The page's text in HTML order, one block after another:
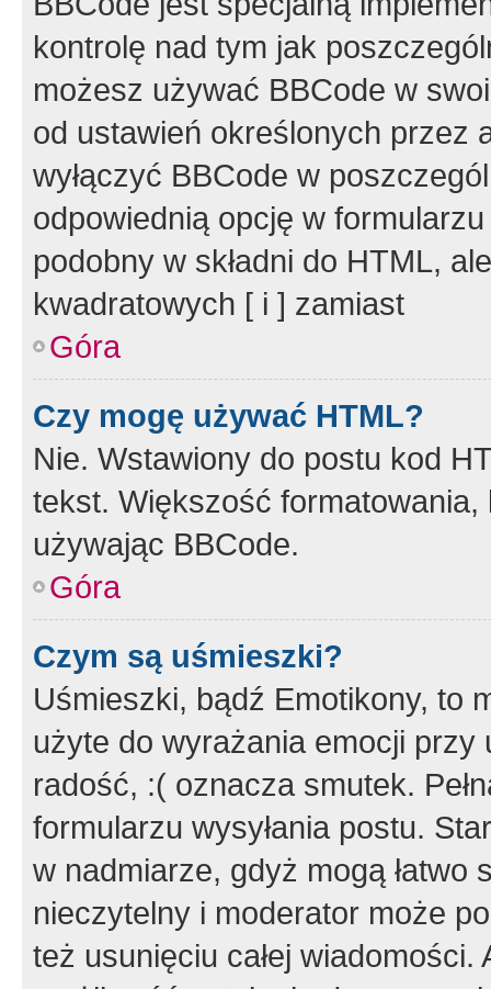
kontrolę nad tym jak
możesz używać BBCode w
od ustawień określonych przez
wyłączyć BBCode w
odpowiednią opcję w
podobny w składni do HTML,
kwadratowych [ i ] zamiast
Góra
Czy mogę używać HTML?
Nie. Wstawiony do postu kod
tekst. Większość
używając BBCode.
Góra
Czym są uśmieszki?
Uśmieszki, bądź Emotikony, to
użyte do wyrażania emocji
radość, :( oznacza smutek.
formularzu wysyłania postu.
w nadmiarze, gdyż mogą
nieczytelny i moderator może
też usunięciu całej